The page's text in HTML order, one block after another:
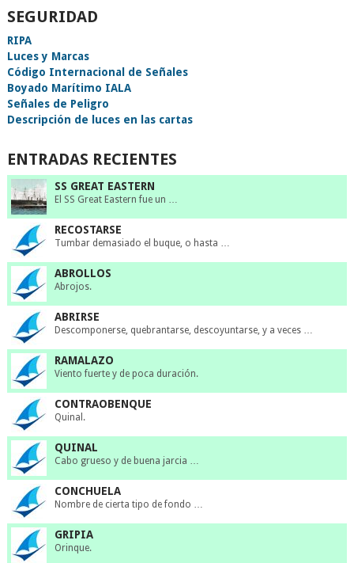
SEGURIDAD
RIPA
Luces y Marcas
Código Internacional de Señales
Boyado Marítimo IALA
Señales de Peligro
Descripción de luces en las cartas
ENTRADAS RECIENTES
SS GREAT EASTERN
El SS Great Eastern fue un …
RECOSTARSE
Tumbar demasiado el buque, o hasta …
ABROLLOS
Abrojos.
ABRIRSE
Descomponerse, quebrantarse, descoyuntarse, y a veces …
RAMALAZO
Viento fuerte y de poca duración.
CONTRAOBENQUE
Quinal.
QUINAL
Cabo grueso y de buena jarcia …
CONCHUELA
Nombre de cierta tipo de fondo …
GRIPIA
Orinque.